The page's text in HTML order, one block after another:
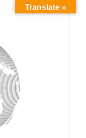
Translate »